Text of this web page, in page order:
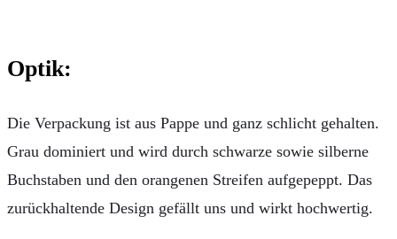
Optik:
Die Verpackung ist aus Pappe und ganz schlicht gehalten.
Grau dominiert und wird durch schwarze sowie silberne
Buchstaben und den orangenen Streifen aufgepeppt. Das
zurückhaltende Design gefällt uns und wirkt hochwertig.